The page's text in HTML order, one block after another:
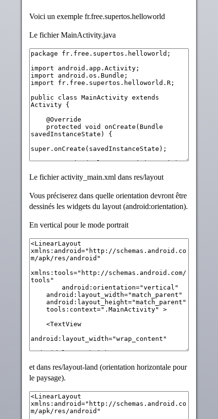
Voici un exemple fr.free.supertos.helloworld
Le fichier MainActivity.java
Le fichier activity_main.xml dans res/layout
Vous préciserez dans quelle orientation devront être
dessinés les widgets du layout (android:orientation).
En vertical pour le mode portrait
et dans res/layout-land (orientation horizontale pour
le paysage).